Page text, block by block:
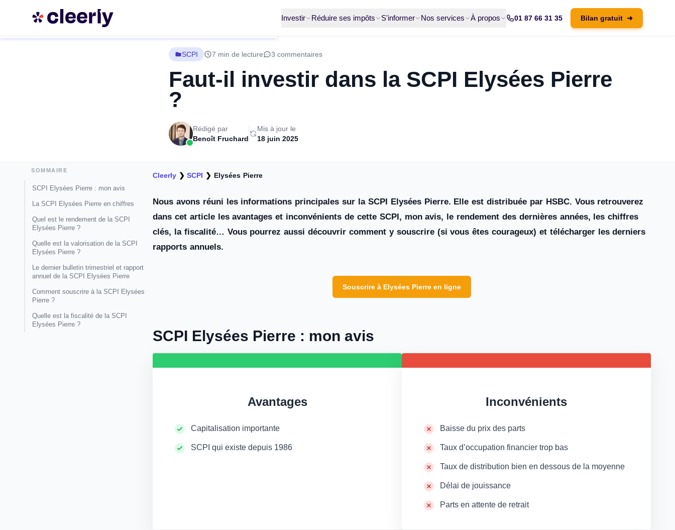
Investir Réduire ses impôts S'informer Nos services À propos 01 87 66 31 35 Bilan gratuit ➜
SCPI 7 min de lecture 3 commentaires
Faut-il investir dans la SCPI Elysées Pierre
?
Rédigé par
Benoît Fruchard
Mis à jour le
18 juin 2025
SOMMAIRE
SCPI Elysées Pierre : mon avis
La SCPI Elysées Pierre en chiffres
Quel est le rendement de la SCPI
Elysées Pierre ?
Quelle est la valorisation de la SCPI
Elysées Pierre ?
Le dernier bulletin trimestriel et rapport
annuel de la SCPI Elysées Pierre
Comment souscrire à la SCPI Elysées
Pierre ?
Quelle est la fiscalité de la SCPI
Elysées Pierre ?
Cleerly ❯SCPI ❯ Elysées Pierre
Nous avons réuni les informations principales sur la SCPI Elysées Pierre. Elle est distribuée par HSBC. Vous retrouverez
dans cet article les avantages et inconvénients de cette SCPI, mon avis, le rendement des dernières années, les chiffres
clés, la fiscalité… Vous pourrez aussi découvrir comment y souscrire (si vous êtes courageux) et télécharger les derniers
rapports annuels.
Souscrire à Elysées Pierre en ligne
SCPI Elysées Pierre : mon avis
Avantages
Capitalisation importante
SCPI qui existe depuis 1986
Inconvénients
Baisse du prix des parts
Taux d’occupation financier trop bas
Taux de distribution bien en dessous de la moyenne
Délai de jouissance
Parts en attente de retrait